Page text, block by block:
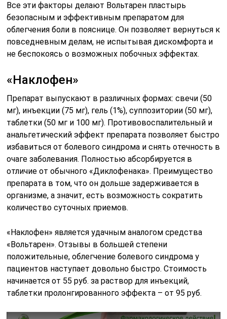
Все эти факторы делают Вольтарен пластырь
безопасным и эффективным препаратом для
облегчения боли в пояснице. Он позволяет вернуться к
повседневным делам, не испытывая дискомфорта и
не беспокоясь о возможных побочных эффектах.
«Наклофен»
Препарат выпускают в различных формах: свечи (50
мг), инъекции (75 мг), гель (1%), суппозитории (50 мг),
таблетки (50 мг и 100 мг). Противовоспалительный и
анальгетический эффект препарата позволяет быстро
избавиться от болевого синдрома и снять отечность в
очаге заболевания. Полностью абсорбируется в
отличие от обычного «Диклофенака». Преимущество
препарата в том, что он дольше задерживается в
организме, а значит, есть возможность сократить
количество суточных приемов.
«Наклофен» является удачным аналогом средства
«Вольтарен». Отзывы в большей степени
положительные, облегчение болевого синдрома у
пациентов наступает довольно быстро. Стоимость
начинается от 55 руб. за раствор для инъекций,
таблетки пролонгированного эффекта – от 95 руб.